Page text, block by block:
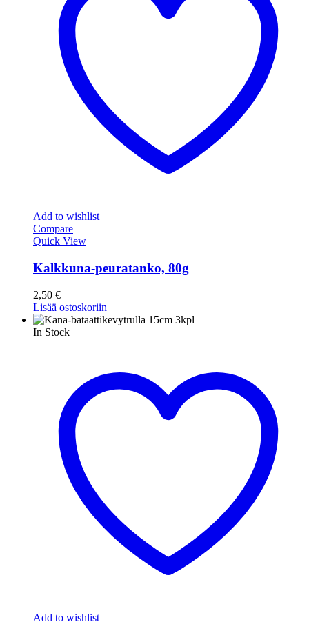
Add to wishlist
Compare
Quick View
Kalkkuna-peuratanko, 80g
2,50 €
Lisää ostoskoriin
In Stock
Add to wishlist